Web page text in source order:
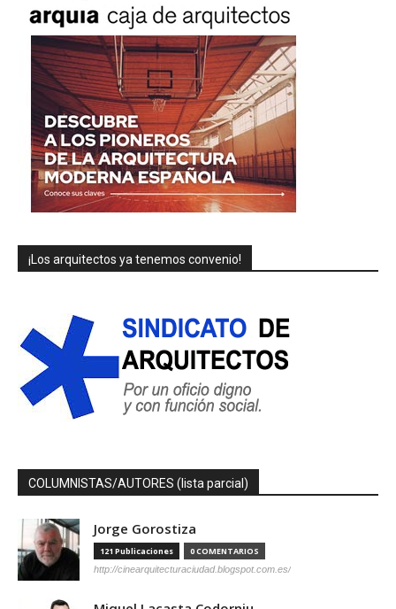
¡Los arquitectos ya tenemos convenio!
COLUMNISTAS/AUTORES (lista parcial)
Jorge Gorostiza
121 Publicaciones 0 COMENTARIOS
http://cinearquitecturaciudad.blogspot.com.es/